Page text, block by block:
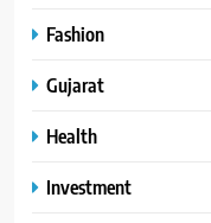
Fashion
Gujarat
Health
Investment